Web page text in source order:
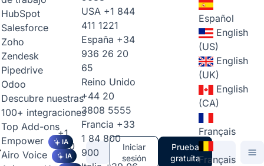
HubSpot
Salesforce
Zoho
Zendesk
Pipedrive
Odoo
Descubre nuestras
100+ integraciones
Top Add-ons
Empower
IA
Airo Voice IA
+1
470
763
USA +1 844
411 1221
España +34
936 26 20
65
Reino Unido
+44 20
3808 5555
Francia +33
1 84 800
900
Iniciar
sesión
Prueba
gratuita
Español
English
(US)
English
(UK)
English
(CA)
Français
Français